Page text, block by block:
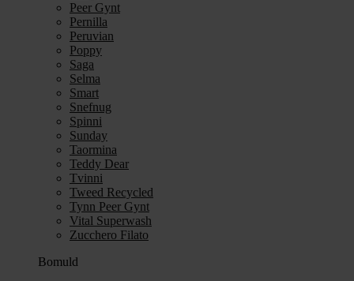
Peer Gynt
Pernilla
Peruvian
Poppy
Saga
Selma
Smart
Snefnug
Spinni
Sunday
Taormina
Teddy Dear
Tvinni
Tweed Recycled
Tynn Peer Gynt
Vital Superwash
Zucchero Filato
Bomuld